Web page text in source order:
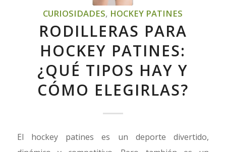
CURIOSIDADES, HOCKEY PATINES
RODILLERAS PARA
HOCKEY PATINES:
¿QUÉ TIPOS HAY Y
CÓMO ELEGIRLAS?
El hockey patines es un deporte divertido,